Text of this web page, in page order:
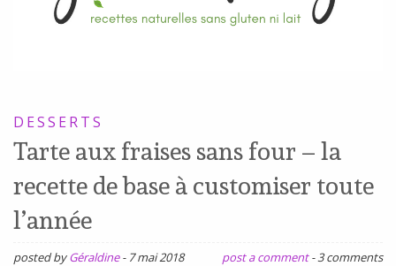
SANS
GLUTEN,
SANS
LAIT,
SOJA,
SANS
DESSERTS
Tarte aux fraises sans four – la
recette de base à customiser toute
l’année
posted byGéraldine - 7 mai 2018 post a comment -3 comments